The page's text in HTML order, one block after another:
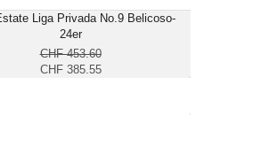
Liga Privada No.9 Belicoso-
24er
CHF 453.60
CHF 385.55